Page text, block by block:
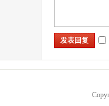
发表回复